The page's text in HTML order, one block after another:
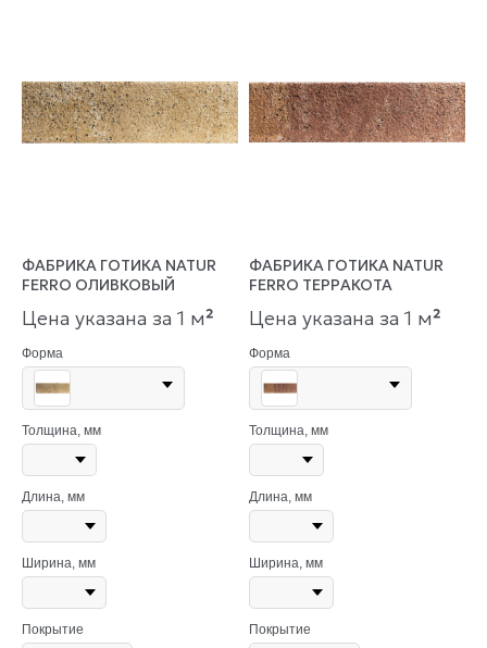
ФАБРИКА ГОТИКА NATUR
FERRO ОЛИВКОВЫЙ
Цена указана за 1 м²
Форма
Толщина, мм
Длина, мм
Ширина, мм
Покрытие
ФАБРИКА ГОТИКА NATUR
FERRO ТЕРРАКОТА
Цена указана за 1 м²
Форма
Толщина, мм
Длина, мм
Ширина, мм
Покрытие